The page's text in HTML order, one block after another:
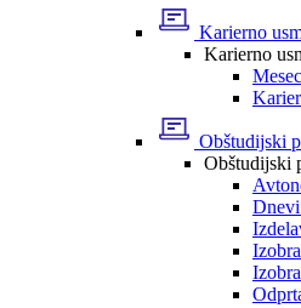
Karierno
Karierno
Obštudijski
Obštudijski